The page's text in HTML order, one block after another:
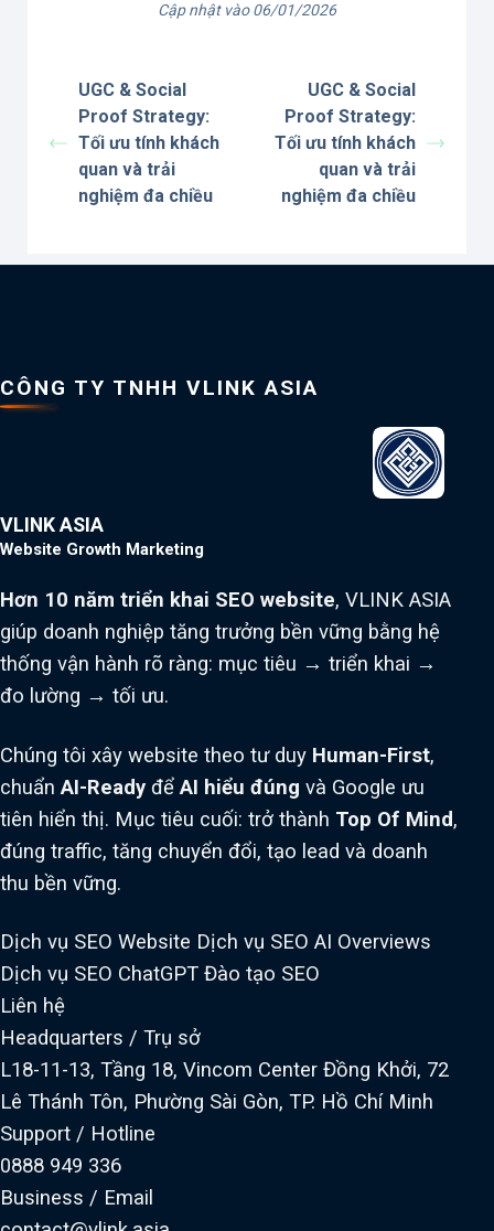
Cập nhật vào 06/01/2026
UGC & Social
Proof Strategy:
Tối ưu tính khách
quan và trải
nghiệm đa chiều
UGC & Social
Proof Strategy:
Tối ưu tính khách
quan và trải
nghiệm đa chiều
CÔNG TY TNHH VLINK ASIA
VLINK ASIA
Website Growth Marketing
Hơn 10 năm triển khai SEO website, VLINK ASIA
giúp doanh nghiệp tăng trưởng bền vững bằng hệ
thống vận hành rõ ràng: mục tiêu → triển khai →
đo lường → tối ưu.
Chúng tôi xây website theo tư duy Human-First,
chuẩnAI-Ready đểAI hiểu đúng và Google ưu
tiên hiển thị. Mục tiêu cuối: trở thành Top Of Mind,
đúng traffic, tăng chuyển đổi, tạo lead và doanh
thu bền vững.
Dịch vụ SEO Website Dịch vụ SEO AI Overviews
Dịch vụ SEO ChatGPT Đào tạo SEO
Liên hệ
Headquarters / Trụ sở
L18-11-13, Tầng 18, Vincom Center Đồng Khởi, 72
Lê Thánh Tôn, Phường Sài Gòn, TP. Hồ Chí Minh
Support / Hotline
0888 949 336
Business / Email